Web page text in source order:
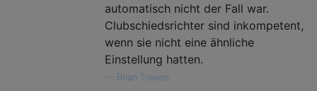
automatisch nicht der Fall war.
Clubschiedsrichter sind inkompetent,
wenn sie nicht eine ähnliche
Einstellung hatten.
Brian Towers